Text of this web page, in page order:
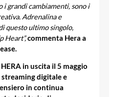
grandi cambiamenti, sono i
Adrenalina e
questo ultimo singolo,
Heart”,commenta Hera a
in uscita il 5 maggio
digitale e
in continua